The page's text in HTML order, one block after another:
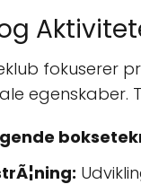
fokuserer
egenskaber.